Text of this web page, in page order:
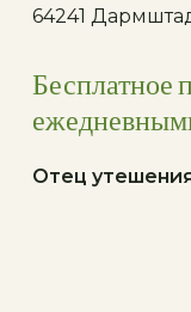
64241
Бесплатное
Отец